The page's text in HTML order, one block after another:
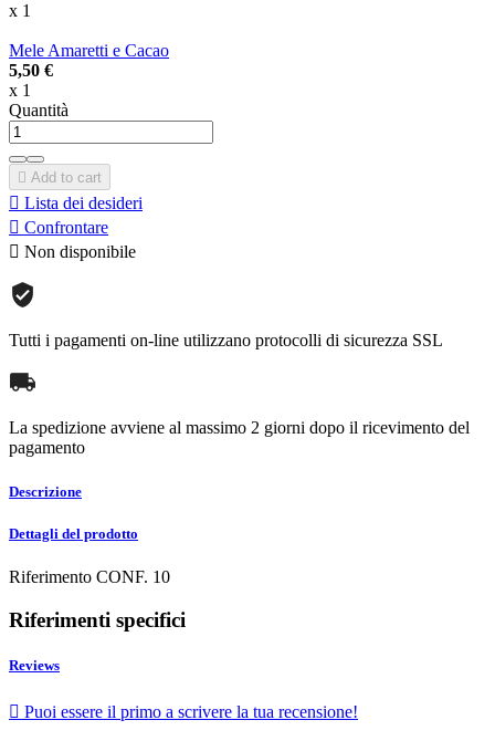
x 1
Mele Amaretti e Cacao
5,50 €
x 1
Quantità
 Add to cart
 Lista dei desideri
 Confrontare
 Non disponibile
Tutti i pagamenti on-line utilizzano protocolli di sicurezza SSL
La spedizione avviene al massimo 2 giorni dopo il ricevimento del
pagamento
Descrizione
Dettagli del prodotto
Riferimento CONF. 10
Riferimenti specifici
Reviews
 Puoi essere il primo a scrivere la tua recensione!